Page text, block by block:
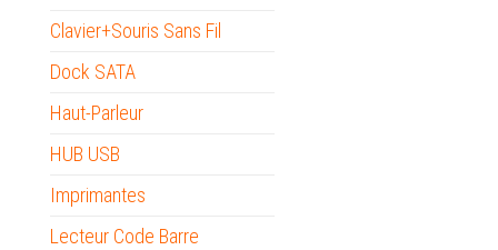
Clavier+Souris Sans Fil
Dock SATA
Haut-Parleur
HUB USB
Imprimantes
Lecteur Code Barre